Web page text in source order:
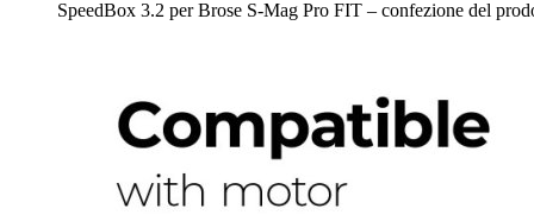
SpeedBox 3.2 per Brose S-Mag Pro FIT – confezione del